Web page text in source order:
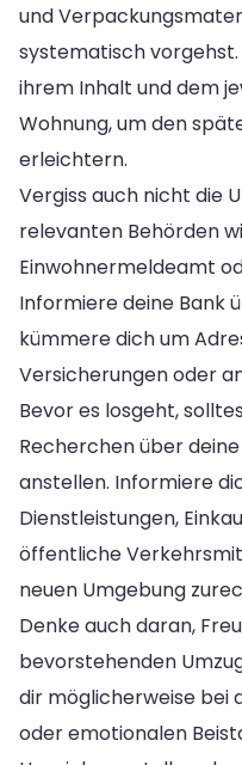
und
systematisch
ihrem Inhalt und dem
Wohnung, um den
erleichtern.
Vergiss auch nicht die
relevanten Behörden
Einwohnermeldeamt
Informiere deine Bank
kümmere dich um
Versicherungen oder
Bevor es losgeht,
Recherchen über
anstellen. Informiere
Dienstleistungen,
öffentliche
neuen Umgebung
Denke auch daran,
bevorstehenden
dir möglicherweise bei
oder emotionalen